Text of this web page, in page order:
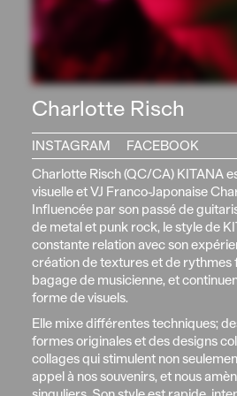
Charlotte Risch
INSTAGRAM
FACEBOOK
Charlotte Risch (QC/CA) KITANA
visuelle et VJ Franco-Japonaise
Influencée par son passé de
de metal et punk rock, le style de
constante relation avec son
création de textures et de rythmes
bagage de musicienne, et
forme de visuels.
Elle mixe différentes techniques;
formes originales et des designs
collages qui stimulent non
appel à nos souvenirs, et nous